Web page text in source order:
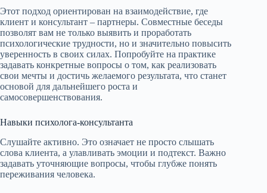
Этот подход ориентирован на взаимодействие, где
клиент и консультант – партнеры. Совместные беседы
позволят вам не только выявить и проработать
психологические трудности, но и значительно повысить
уверенность в своих силах. Попробуйте на практике
задавать конкретные вопросы о том, как реализовать
свои мечты и достичь желаемого результата, что станет
основой для дальнейшего роста и
самосовершенствования.
Навыки психолога-консультанта
Слушайте активно. Это означает не просто слышать
слова клиента, а улавливать эмоции и подтекст. Важно
задавать уточняющие вопросы, чтобы глубже понять
переживания человека.